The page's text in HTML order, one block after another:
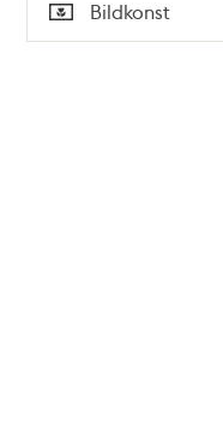
Typ
Bildkonst